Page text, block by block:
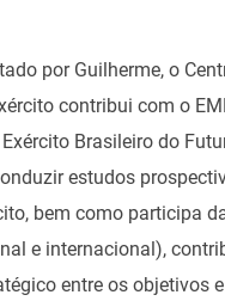
por Guilherme, o
contribui com o
Brasileiro do
estudos
bem como participa
e internacional),
entre os objetivos